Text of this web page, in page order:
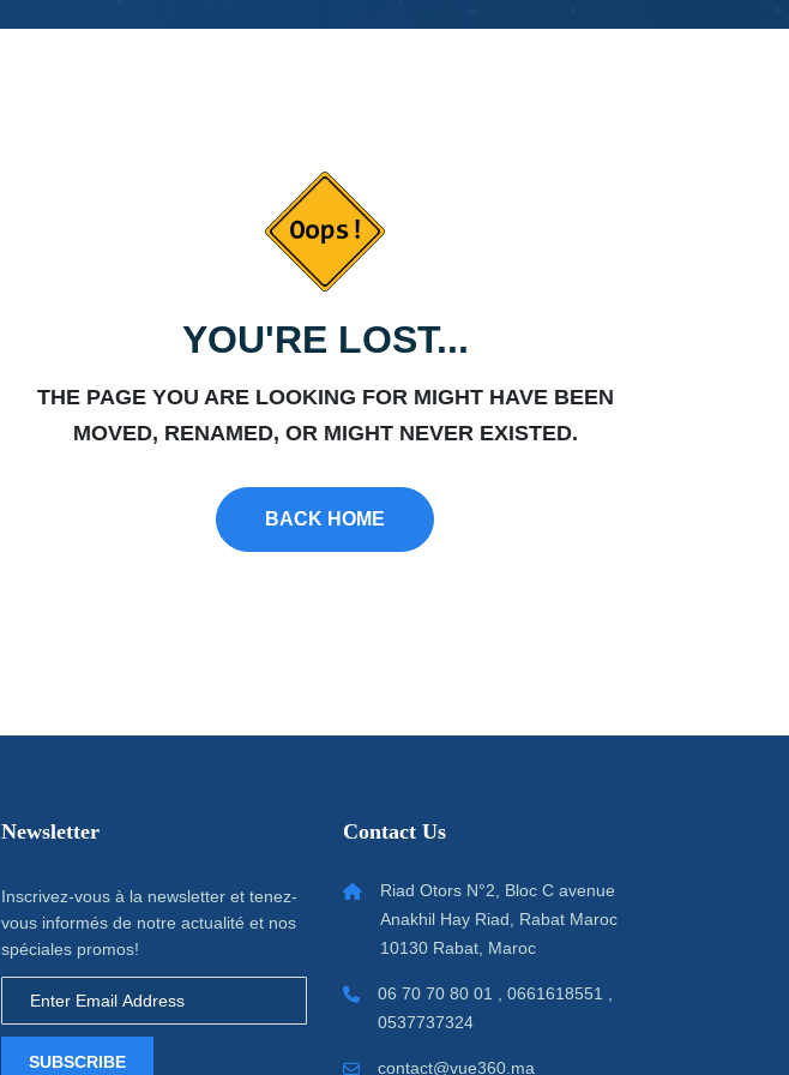
YOU'RE LOST...
THE PAGE YOU ARE LOOKING FOR MIGHT HAVE BEEN
MOVED, RENAMED, OR MIGHT NEVER EXISTED.
BACK HOME
Newsletter
Inscrivez-vous à la newsletter et tenez-
vous informés de notre actualité et nos
spéciales promos!
SUBSCRIBE
Contact Us
Riad Otors N°2, Bloc C avenue
Anakhil Hay Riad, Rabat Maroc
10130 Rabat, Maroc
06 70 70 80 01 , 0661618551 ,
0537737324
contact@vue360.ma